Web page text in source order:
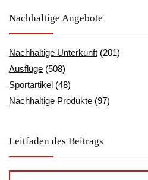
Nachhaltige Angebote
Nachhaltige Unterkunft (201)
Ausflüge (508)
Sportartikel (48)
Nachhaltige Produkte (97)
Leitfaden des Beitrags